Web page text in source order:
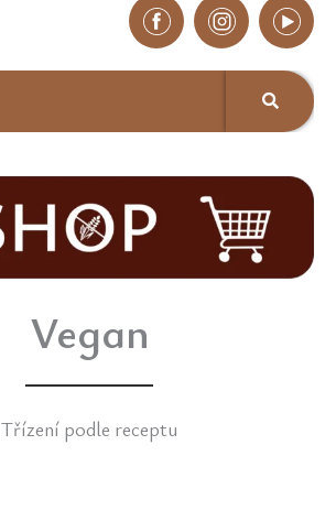
Vegan
Třízení podle receptu